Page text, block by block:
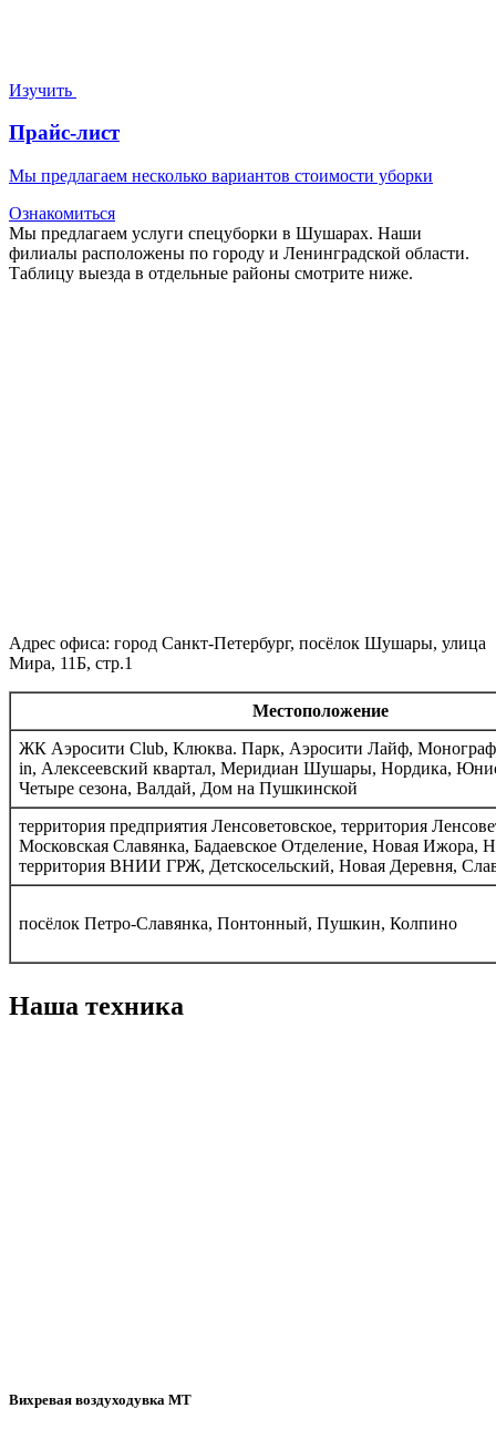
Изучить
Прайс-лист
Мы предлагаем несколько вариантов стоимости уборки
Ознакомиться
Мы предлагаем услуги спецуборки в Шушарах. Наши
филиалы расположены по городу и Ленинградской области.
Таблицу выезда в отдельные районы смотрите ниже.
Адрес офиса: город Санкт-Петербург, посёлок Шушары, улица
Мира, 11Б, стр.1
Местоположение
ЖК Аэросити Club, Клюква. Парк, Аэросити Лайф,
in, Алексеевский квартал, Меридиан Шушары, Нордика,
Четыре сезона, Валдай, Дом на Пушкинской
территория предприятия Ленсоветовское, территория
Московская Славянка, Бадаевское Отделение, Новая Ижора,
территория ВНИИ ГРЖ, Детскосельский, Новая Деревня,
посёлок Петро-Славянка, Понтонный, Пушкин, Колпино
Наша техника
Вихревая воздуходувка МТ